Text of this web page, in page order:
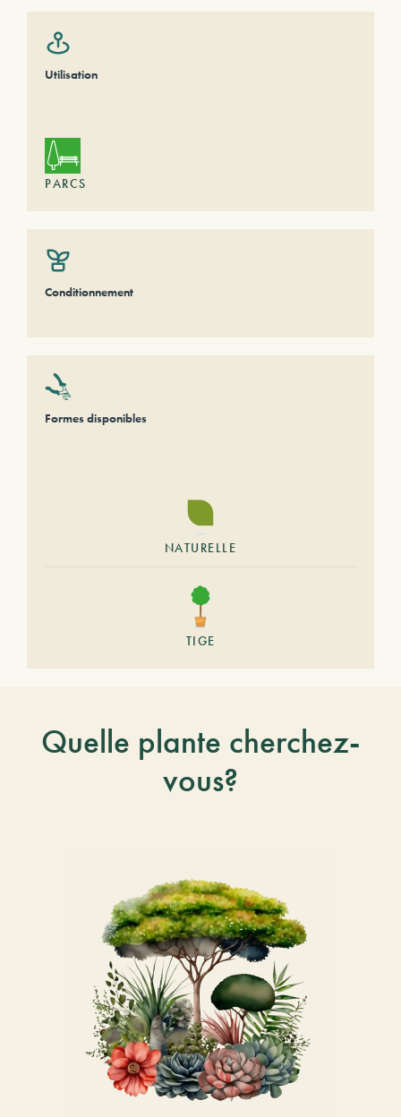
Utilisation
PARCS
Conditionnement
Formes disponibles
NATURELLE
TIGE
Quelle plante cherchez-
vous?